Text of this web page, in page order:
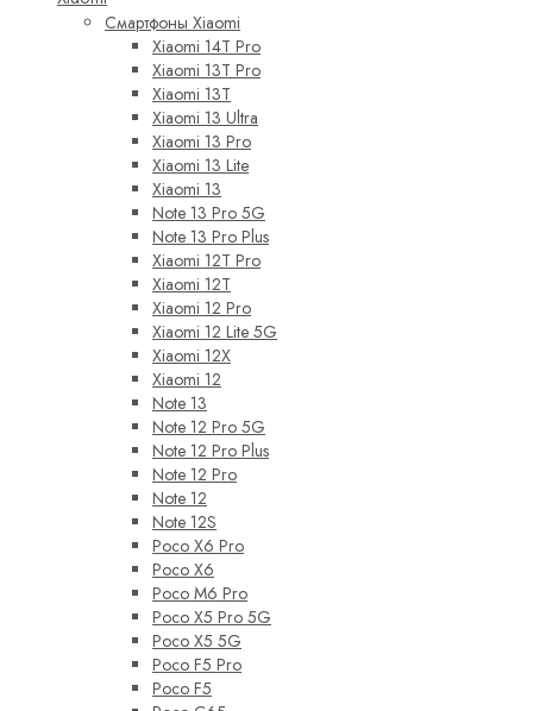
Смартфоны Xiaomi
Xiaomi 14T Pro
Xiaomi 13T Pro
Xiaomi 13T
Xiaomi 13 Ultra
Xiaomi 13 Pro
Xiaomi 13 Lite
Xiaomi 13
Note 13 Pro 5G
Note 13 Pro Plus
Xiaomi 12T Pro
Xiaomi 12T
Xiaomi 12 Pro
Xiaomi 12 Lite 5G
Xiaomi 12X
Xiaomi 12
Note 13
Note 12 Pro 5G
Note 12 Pro Plus
Note 12 Pro
Note 12
Note 12S
Poco X6 Pro
Poco X6
Poco M6 Pro
Poco X5 Pro 5G
Poco X5 5G
Poco F5 Pro
Poco F5